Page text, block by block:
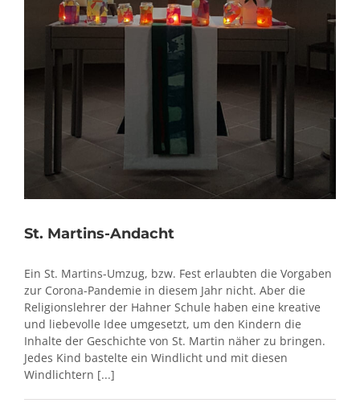
St. Martins-Andacht
Ein St. Martins-Umzug, bzw. Fest erlaubten die Vorgaben
zur Corona-Pandemie in diesem Jahr nicht. Aber die
Religionslehrer der Hahner Schule haben eine kreative
und liebevolle Idee umgesetzt, um den Kindern die
Inhalte der Geschichte von St. Martin näher zu bringen.
Jedes Kind bastelte ein Windlicht und mit diesen
Windlichtern [...]